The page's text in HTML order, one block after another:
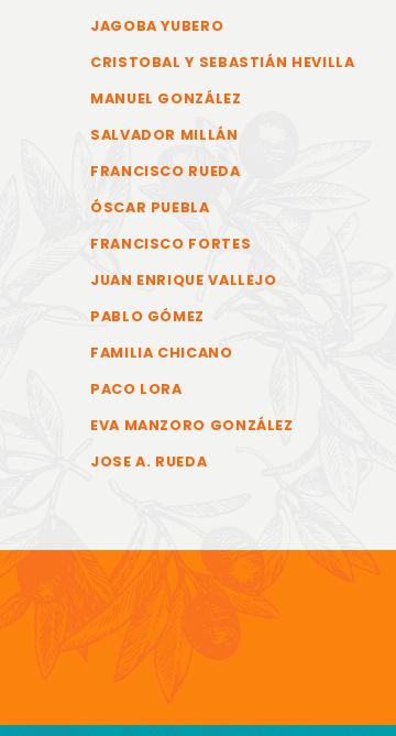
JAGOBA YUBERO
CRISTOBAL Y SEBASTIÁN HEVILLA
MANUEL GONZÁLEZ
SALVADOR MILLÁN
FRANCISCO RUEDA
ÓSCAR PUEBLA
FRANCISCO FORTES
JUAN ENRIQUE VALLEJO
PABLO GÓMEZ
FAMILIA CHICANO
PACO LORA
EVA MANZORO GONZÁLEZ
JOSE A. RUEDA